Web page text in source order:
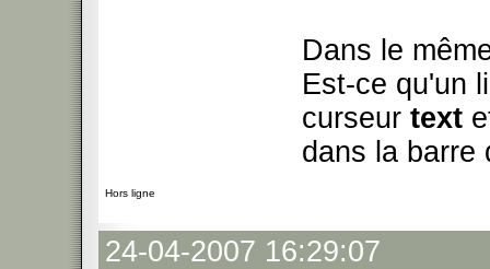
Dans le
Est-ce qu'un
curseur text
dans la barre
Hors ligne
24-04-2007 16:29:07